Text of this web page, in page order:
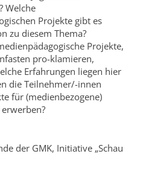
Welche
Projekte gibt es
zu diesem Thema?
Projekte,
pro-klamieren,
Erfahrungen liegen hier
die Teilnehmer/-innen
für (medienbezogene)
der GMK, Initiative „Schau